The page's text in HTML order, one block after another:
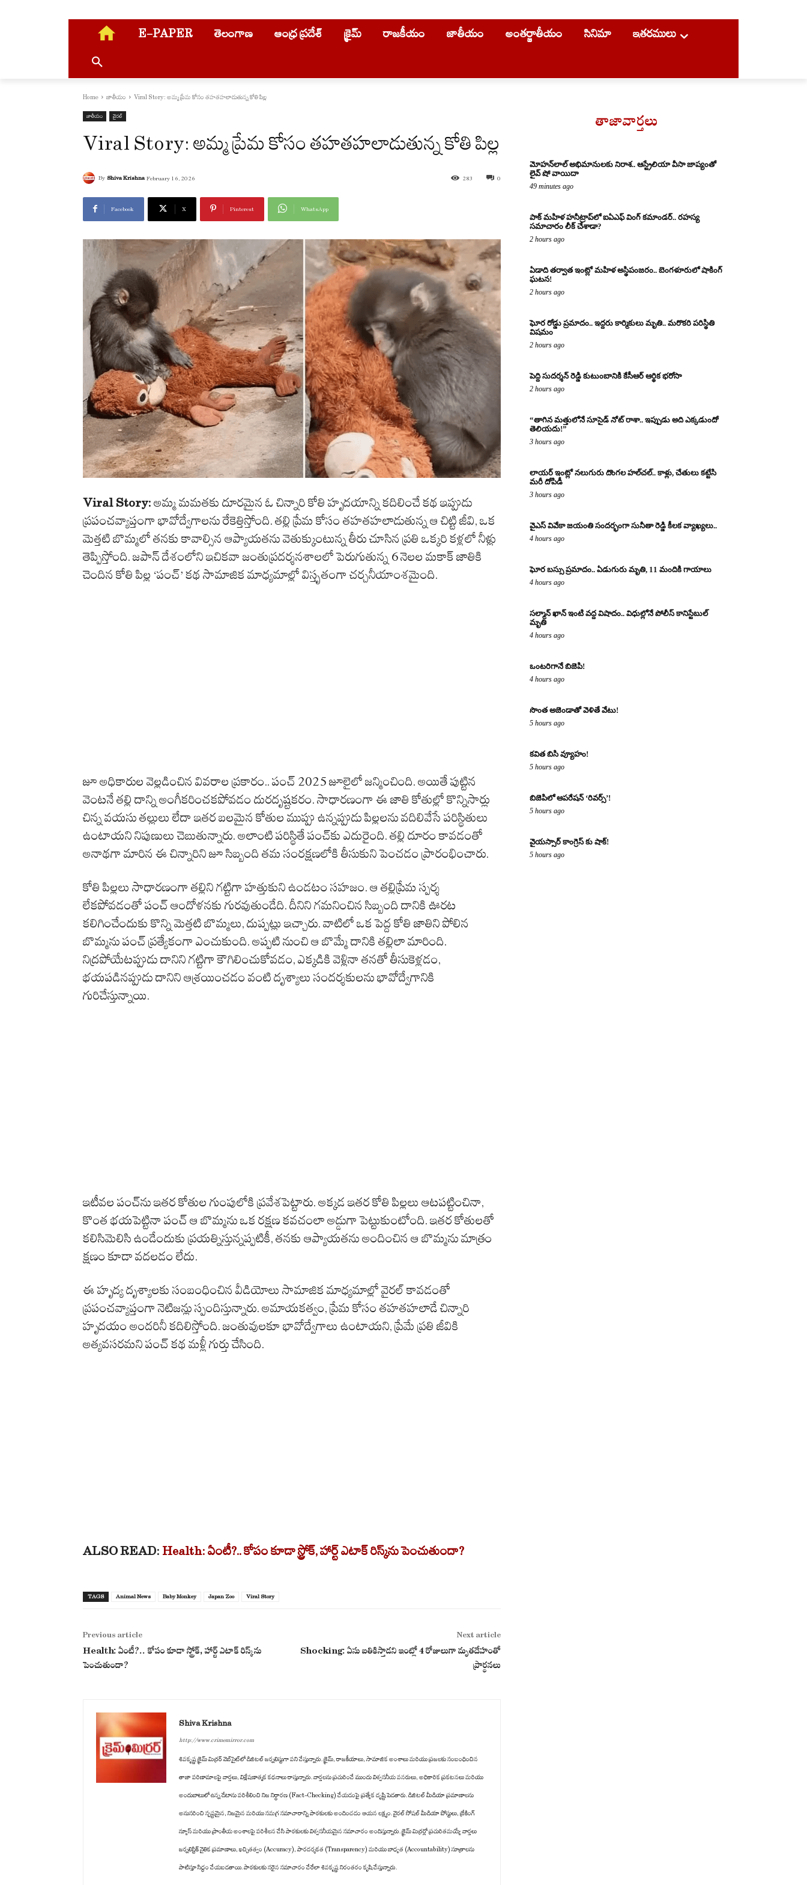
E-PAPER తెలంగాణ ఆంధ్ర ప్రదేశ్ క్రైమ్ రాజకీయం జాతీయం అంతర్జాతీయం సినిమా ఇతరములు
Home జాతీయం Viral Story: అమ్మ ప్రేమ కోసం తహతహలాడుతున్న కోతి పిల్ల
జాతీయం వైరల్
Viral Story: అమ్మ ప్రేమ కోసం తహతహలాడుతున్న కోతి పిల్ల
By Shiva Krishna February 16, 2026 0
283
Facebook X Pinterest WhatsApp
Viral Story: అమ్మ మమతకు దూరమైన ఓ చిన్నారి కోతి హృదయాన్ని కదిలించే కథ ఇప్పుడు
ప్రపంచవ్యాప్తంగా భావోద్వేగాలను రేకెత్తిస్తోంది. తల్లి ప్రేమ కోసం తహతహలాడుతున్న ఆ చిట్టి జీవి, ఒక
మెత్తటి బొమ్మలో తనకు కావాల్సిన ఆప్యాయతను వెతుక్కుంటున్న తీరు చూసిన ప్రతి ఒక్కరి కళ్లలో నీళ్లు
తెప్పిస్తోంది. జపాన్ దేశంలోని ఇచికవా జంతుప్రదర్శనశాలలో పెరుగుతున్న 6 నెలల మకాక్ జాతికి
చెందిన కోతి పిల్ల ‘పంచ్’ కథ సామాజిక మాధ్యమాల్లో విస్తృతంగా చర్చనీయాంశమైంది.
జూ అధికారుల వెల్లడించిన వివరాల ప్రకారం.. పంచ్ 2025 జూలైలో జన్మించింది. అయితే పుట్టిన
వెంటనే తల్లి దాన్ని అంగీకరించకపోవడం దురదృష్టకరం. సాధారణంగా ఈ జాతి కోతుల్లో కొన్నిసార్లు
చిన్న వయసు తల్లులు లేదా ఇతర బలమైన కోతుల ముప్పు ఉన్నప్పుడు పిల్లలను వదిలివేసే పరిస్థితులు
ఉంటాయని నిపుణులు చెబుతున్నారు. అలాంటి పరిస్థితే పంచ్‌కు ఎదురైంది. తల్లి దూరం కావడంతో
అనాథగా మారిన ఈ చిన్నారిని జూ సిబ్బంది తమ సంరక్షణలోకి తీసుకుని పెంచడం ప్రారంభించారు.
కోతి పిల్లలు సాధారణంగా తల్లిని గట్టిగా హత్తుకుని ఉండటం సహజం. ఆ తల్లిప్రేమ స్పర్శ
లేకపోవడంతో పంచ్ ఆందోళనకు గురవుతుండేది. దీనిని గమనించిన సిబ్బంది దానికి ఊరట
కలిగించేందుకు కొన్ని మెత్తటి బొమ్మలు, దుప్పట్లు ఇచ్చారు. వాటిలో ఒక పెద్ద కోతి జాతిని పోలిన
బొమ్మను పంచ్ ప్రత్యేకంగా ఎంచుకుంది. అప్పటి నుంచి ఆ బొమ్మే దానికి తల్లిలా మారింది.
నిద్రపోయేటప్పుడు దానిని గట్టిగా కౌగిలించుకోవడం, ఎక్కడికి వెళ్లినా తనతో తీసుకెళ్లడం,
భయపడినప్పుడు దానిని ఆశ్రయించడం వంటి దృశ్యాలు సందర్శకులను భావోద్వేగానికి
గురిచేస్తున్నాయి.
ఇటీవల పంచ్‌ను ఇతర కోతుల గుంపులోకి ప్రవేశపెట్టారు. అక్కడ ఇతర కోతి పిల్లలు ఆటపట్టించినా,
కొంత భయపెట్టినా పంచ్ ఆ బొమ్మను ఒక రక్షణ కవచంలా అడ్డుగా పెట్టుకుంటోంది. ఇతర కోతులతో
కలిసిమెలిసి ఉండేందుకు ప్రయత్నిస్తున్నప్పటికీ, తనకు ఆప్యాయతను అందించిన ఆ బొమ్మను మాత్రం
క్షణం కూడా వదలడం లేదు.
ఈ హృద్య దృశ్యాలకు సంబంధించిన వీడియోలు సామాజిక మాధ్యమాల్లో వైరల్ కావడంతో
ప్రపంచవ్యాప్తంగా నెటిజన్లు స్పందిస్తున్నారు. అమాయకత్వం, ప్రేమ కోసం తహతహలాడే చిన్నారి
హృదయం అందరినీ కదిలిస్తోంది. జంతువులకూ భావోద్వేగాలు ఉంటాయని, ప్రేమే ప్రతి జీవికి
అత్యవసరమని పంచ్ కథ మళ్లీ గుర్తు చేసింది.
ALSO READ: Health: ఏంటీ?.. కోపం కూడా స్ట్రోక్, హార్ట్ ఎటాక్ రిస్క్‌ను పెంచుతుందా?
TAGS Animal News Baby Monkey Japan Zoo Viral Story
Previous article
Health: ఏంటీ?.. కోపం కూడా స్ట్రోక్, హార్ట్ ఎటాక్ రిస్క్‌ను
పెంచుతుందా?
Next article
Shocking: ఏసు బతికిస్తాడని ఇంట్లో 4 రోజులుగా మృతదేహంతో
ప్రార్థనలు
Shiva Krishna
http://www.crimemirror.com
శివకృష్ణ క్రైమ్ మిర్రర్ వెబ్‌సైట్‌లో డిజిటల్ జర్నలిస్టుగా పని చేస్తున్నారు. క్రైమ్, రాజకీయాలు, సామాజిక అంశాలు మరియు ప్రజలకు సంబంధించిన
తాజా పరిణామాలపై వార్తలు, విశ్లేషణాత్మక కథనాలు రాస్తున్నారు. వార్తలను ప్రచురించే ముందు విశ్వసనీయ వనరులు, అధికారిక ప్రకటనలు మరియు
అందుబాటులో ఉన్న డేటాను పరిశీలించి నిజ నిర్ధారణ (Fact-Checking) చేయడంపై ప్రత్యేక దృష్టి పెడతారు. డిజిటల్ మీడియా ప్రమాణాలను
అనుసరించి స్పష్టమైన, నిజమైన మరియు సమగ్ర సమాచారాన్ని పాఠకులకు అందించడం ఆయన లక్ష్యం. వైరల్ సోషల్ మీడియా పోస్టులు, బ్రేకింగ్
న్యూస్ మరియు ప్రాంతీయ అంశాలపై పరిశీలన చేసి పాఠకులకు విశ్వసనీయమైన సమాచారం అందిస్తున్నారు. క్రైమ్ మిర్రర్లో ప్రచురితమయ్యే వార్తలు
జర్నలిస్టిక్ నైతిక ప్రమాణాలు, ఖచ్చితత్వం (Accuracy), పారదర్శకత (Transparency) మరియు బాధ్యత (Accountability) సూత్రాలను
పాటిస్తూ సిద్ధం చేయబడతాయి. పాఠకులకు సరైన సమాచారం చేరేలా శివకృష్ణ నిరంతరం కృషి చేస్తున్నారు.
తాజావార్తలు
మోహన్‌లాల్ అభిమానులకు నిరాశ.. ఆస్ట్రేలియా వీసా జాప్యంతో
లైవ్ షో వాయిదా
49 minutes ago
పాక్ మహిళ హనీట్రాప్‌లో ఐఏఎఫ్ వింగ్ కమాండర్.. రహస్య
సమాచారం లీక్ చేశాడా?
2 hours ago
ఏడాది తర్వాత ఇంట్లో మహిళ అస్థిపంజరం.. బెంగళూరులో షాకింగ్
ఘటన!
2 hours ago
ఘోర రోడ్డు ప్రమాదం.. ఇద్దరు కార్మికులు మృతి.. మరొకరి పరిస్థితి
విషమం
2 hours ago
పెద్ది సుదర్శన్ రెడ్డి కుటుంబానికి కేసీఆర్ ఆర్థిక భరోసా
2 hours ago
“తాగిన మత్తులోనే సూసైడ్ నోట్ రాశా.. ఇప్పుడు అది ఎక్కడుందో
తెలియదు!”
3 hours ago
లాయర్ ఇంట్లో నలుగురు దొంగల హల్‌చల్.. కాళ్లు, చేతులు కట్టేసి
మరీ దోపిడీ
3 hours ago
వైఎస్ వివేకా జయంతి సందర్భంగా సునీతా రెడ్డి కీలక వ్యాఖ్యలు..
4 hours ago
ఘోర బస్సు ప్రమాదం.. ఏడుగురు మృతి, 11 మందికి గాయాలు
4 hours ago
సల్మాన్ ఖాన్ ఇంటి వద్ద విషాదం.. విధుల్లోనే పోలీస్ కానిస్టేబుల్
మృతి
4 hours ago
ఒంటరిగానే బిజెపి!
4 hours ago
సొంత అజెండాతో వెళితే వేటు!
5 hours ago
కవిత బిసి వ్యూహం!
5 hours ago
బిజెపిలో ఆపరేషన్ ‘రివర్స్’!
5 hours ago
వైయస్సార్ కాంగ్రెస్ కు షాక్!
5 hours ago